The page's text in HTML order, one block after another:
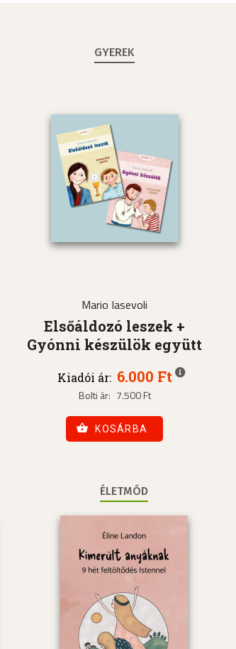
GYEREK
Mario Iasevoli
Elsőáldozó leszek +
Gyónni készülök együtt
Kiadói ár: 6.000 Ft
Bolti ár: 7.500 Ft
KOSÁRBA
ÉLETMÓD